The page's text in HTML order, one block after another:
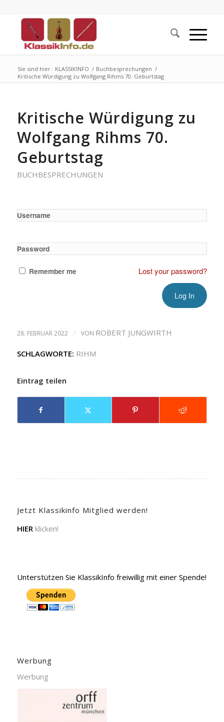
Sie sind hier: KLASSIKINFO / Buchbesprechungen /
Kritische Würdigung zu Wolfgang Rihms 70. Geburtstag
Kritische Würdigung zu
Wolfgang Rihms 70.
Geburtstag
BUCHBESPRECHUNGEN
Username
Password
Remember me Lost your password?
28. FEBRUAR 2022 / VON ROBERT JUNGWIRTH
SCHLAGWORTE: RIHM
Eintrag teilen
Jetzt Klassikinfo Mitglied werden!
HIER klicken!
Unterstützen Sie KlassikInfo freiwillig mit einer Spende!
Werbung
Werbung